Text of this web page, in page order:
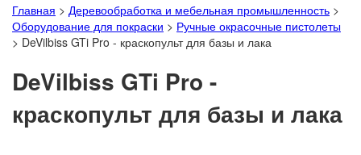
Главная > Деревообработка и мебельная промышленность >
Оборудование для покраски > Ручные окрасочные пистолеты
> DeVilbiss GTi Pro - краскопульт для базы и лака
DeVilbiss GTi Pro -
краскопульт для базы и лака